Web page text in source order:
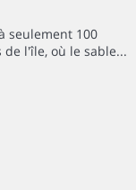
seulement 100
l'île, où le sable...